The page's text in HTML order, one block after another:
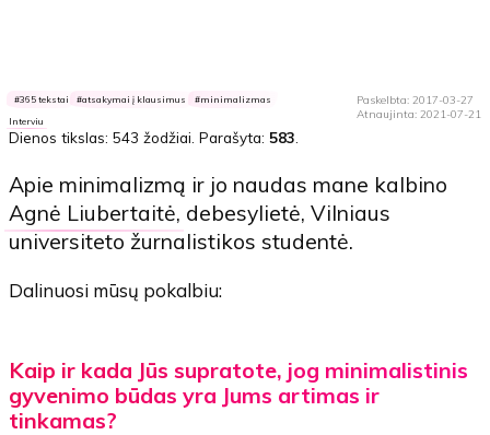
Paskelbta: 2017-03-27
Atnaujinta: 2021-07-21
365 tekstai atsakymai į klausimus minimalizmas
Interviu
Dienos tikslas:543 žodžiai . Parašyta:583
Apie minimalizmą ir jo naudas mane kalbino
Agnė Liubertaitė, debesylietė, Vilniaus
universiteto žurnalistikos studentė.
Dalinuosi mūsų pokalbiu:
Kaip ir kada Jūs supratote, jog minimalistinis
gyvenimo būdas yra Jums artimas ir
tinkamas?